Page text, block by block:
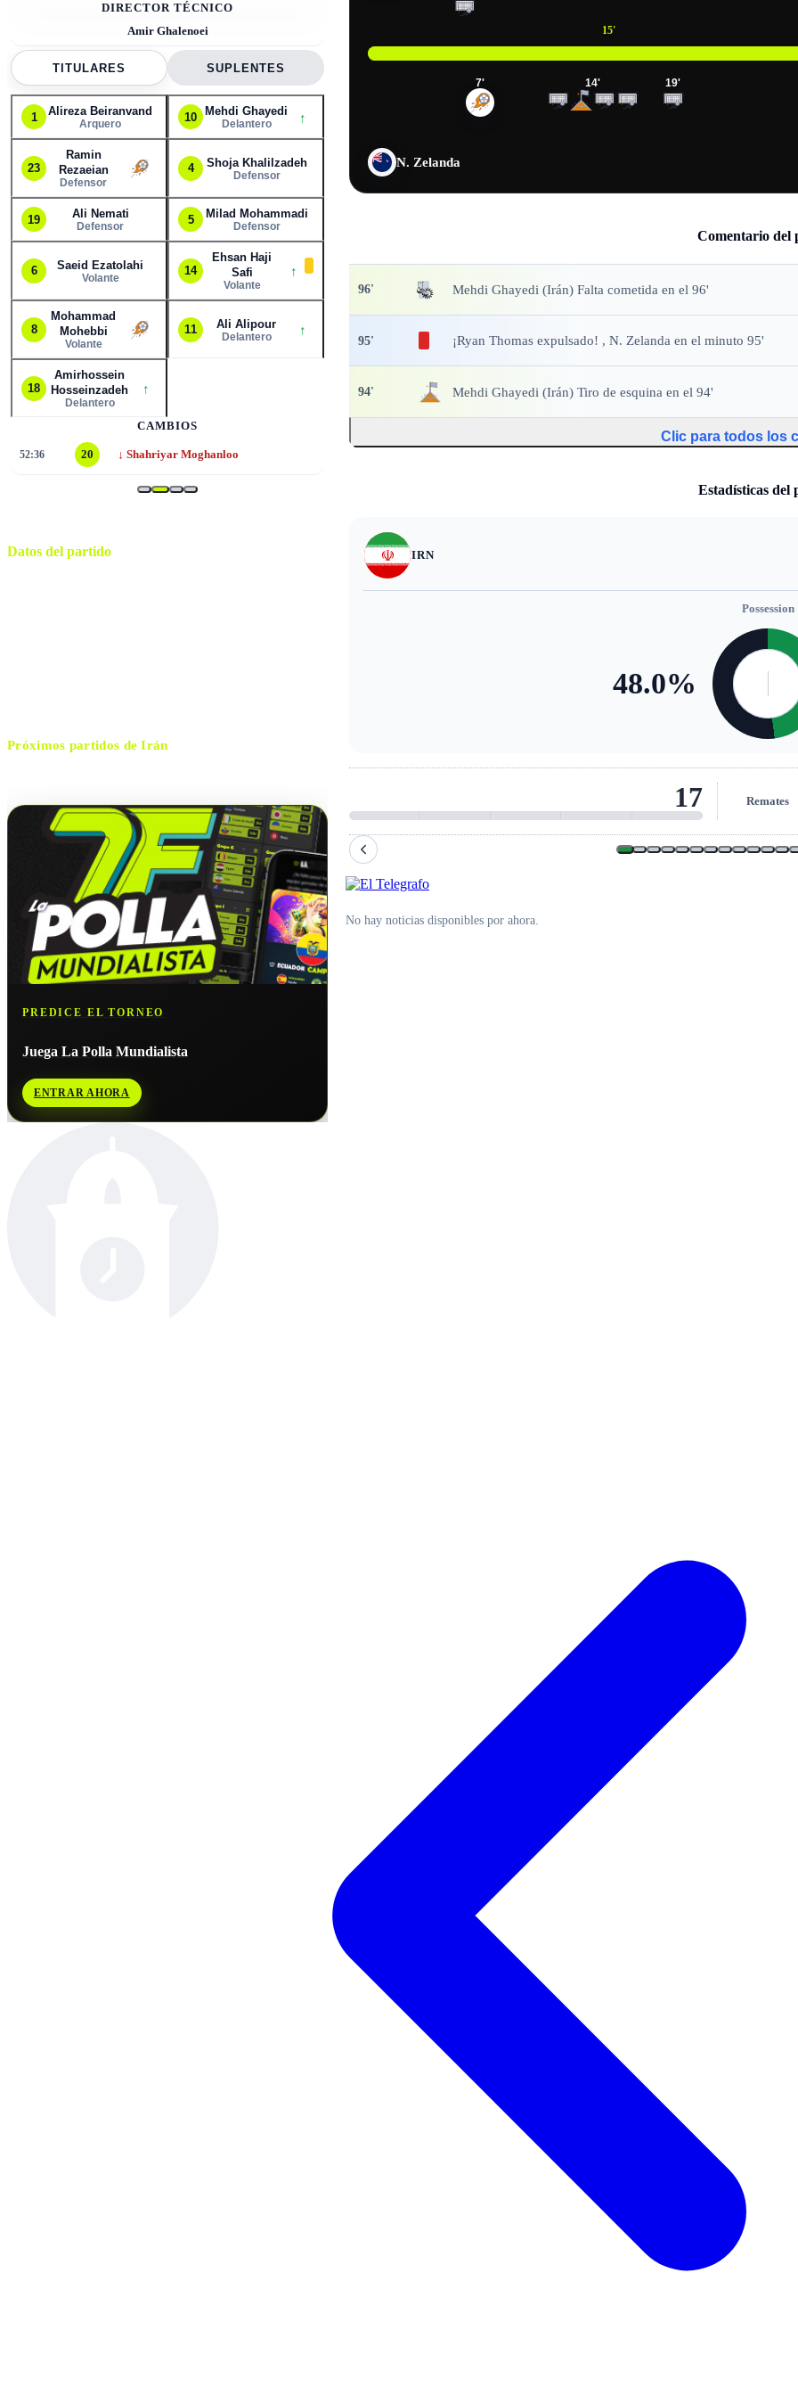
DIRECTOR TÉCNICO
Amir Ghalenoei
TITULARES SUPLENTES
1 Alireza Beiranvand
Arquero
10 Mehdi Ghayedi
Delantero ↑
23
Ramin
Rezaeian
Defensor
4 Shoja Khalilzadeh
Defensor
19 Ali Nemati
Defensor
5 Milad Mohammadi
Defensor
6 Saeid Ezatolahi
Volante
14
Ehsan Haji
Safi
Volante
↑
8
Mohammad
Mohebbi
Volante
11 Ali Alipour
Delantero ↑
18
Amirhossein
Hosseinzadeh
Delantero
↑
CAMBIOS
52:36 20 ↓ Shahriyar Moghanloo
Datos del partido
Próximos partidos deIrán
PREDICE EL TORNEO
Juega La Polla Mundialista
ENTRAR AHORA
15'
7' 14' 19'
N. Zelanda
Comentario del
96' Mehdi Ghayedi (Irán) Falta cometida en el 96'
95' ¡Ryan Thomas expulsado! , N. Zelanda en el minuto 95'
94' Mehdi Ghayedi (Irán) Tiro de esquina en el 94'
Clic para todos los
Estadísticas del
IRN
Possession
48.0%
17 Remates
No hay noticias disponibles por ahora.